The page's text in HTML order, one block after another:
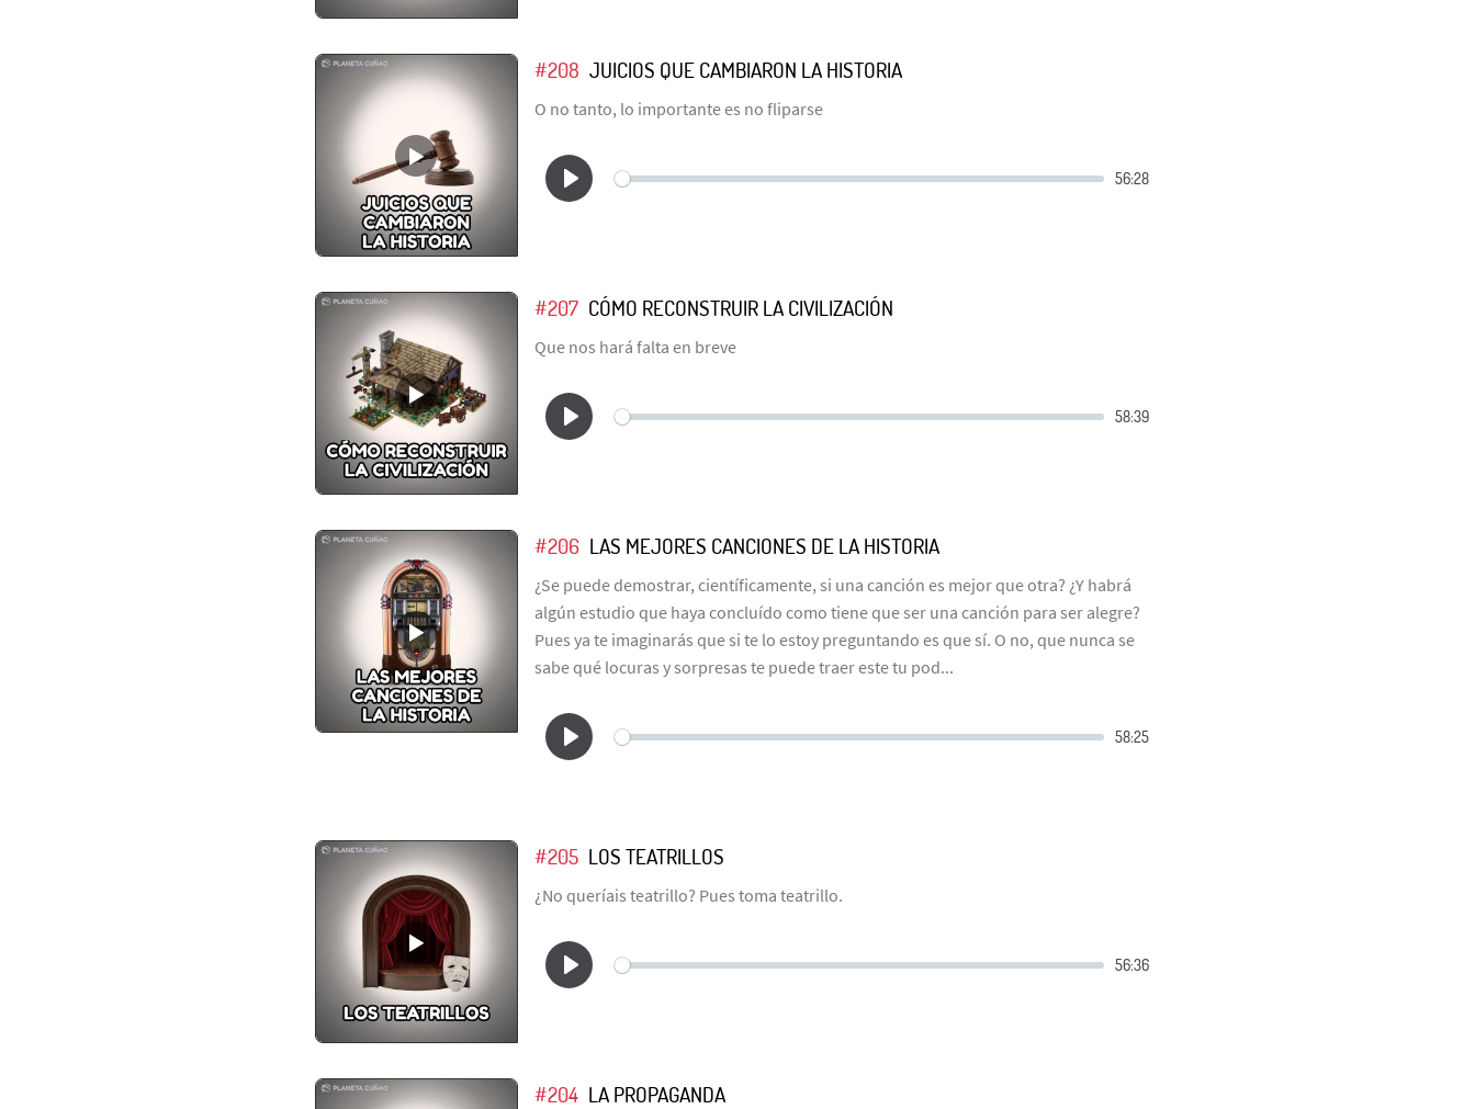
#208 JUICIOS QUE CAMBIARON LA HISTORIA
O no tanto, lo importante es no fliparse
#207 CÓMO RECONSTRUIR LA CIVILIZACIÓN
Que nos hará falta en breve
#206 LAS MEJORES CANCIONES DE LA HISTORIA
¿Se puede demostrar, científicamente, si una canción es mejor que otra? ¿Y habrá
algún estudio que haya concluído como tiene que ser una canción para ser alegre?
Pues ya te imaginarás que si te lo estoy preguntando es que sí. O no, que nunca se
sabe qué locuras y sorpresas te puede traer este tu pod...
#205 LOS TEATRILLOS
¿No queríais teatrillo? Pues toma teatrillo.
#204 LA PROPAGANDA